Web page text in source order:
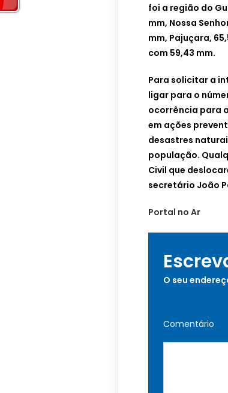
foi a região do
mm, Nossa
mm, Pajuçara,
com 59,43 mm.
Para solicitar a
ligar para o
ocorrência para
em ações
desastres
população.
Civil que
secretário João
Portal no Ar
O seu
Comentário